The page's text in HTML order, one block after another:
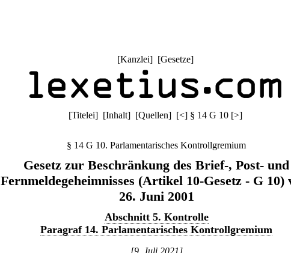
[Kanzlei] [Gesetze]
[Titelei] [Inhalt] [Quellen] [<] § 14 G 10 [>]
§ 14 G 10. Parlamentarisches Kontrollgremium
Gesetz zur Beschränkung des Brief-, Post- und
Fernmeldegeheimnisses (Artikel 10-Gesetz - G 10)
26. Juni 2001
Abschnitt 5. Kontrolle
Paragraf 14. Parlamentarisches Kontrollgremium
[9. Juli 2021]